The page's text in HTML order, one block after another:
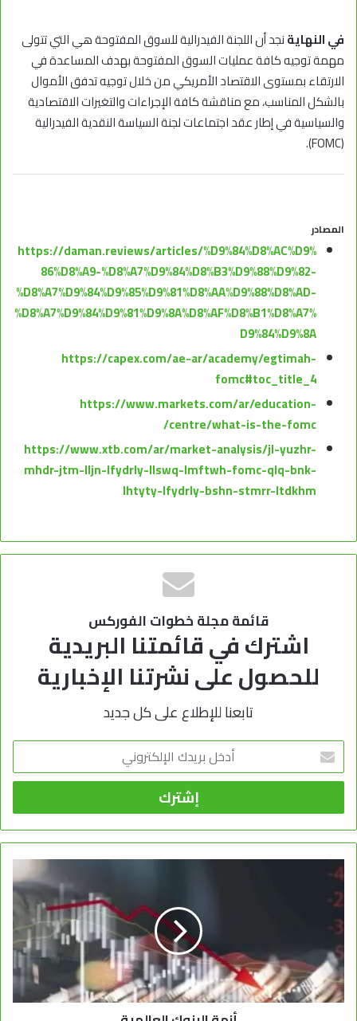
في النهايةنجد أن اللجنة الفيدرالية للسوق المفتوحة هي التي تتولى
مهمة توجيه كافة عمليات السوق المفتوحة بهدف المساعدة في
الارتقاء بمستوى الاقتصاد الأمريكي من خلال توجيه تدفق الأموال
بالشكل المناسب، مع مناقشة كافة الإجراءات والتغيرات الاقتصادية
والسياسية في إطار عقد اجتماعات لجنة السياسة النقدية الفيدرالية
(FOMC).
المصادر
https://daman.reviews/articles/%D9%84%D8%AC%D9%
86%D8%A9-%D8%A7%D9%84%D8%B3%D9%88%D9%82-
%D8%A7%D9%84%D9%85%D9%81%D8%AA%D9%88%D8%AD-
%D8%A7%D9%84%D9%81%D9%8A%D8%AF%D8%B1%D8%A7%
D9%84%D9%8A
https://capex.com/ae-ar/academy/egtimah-
fomc#toc_title_4
https://www.markets.com/ar/education-
centre/what-is-the-fomc/
https://www.xtb.com/ar/market-analysis/jl-yuzhr-
mhdr-jtm-lljn-lfydrly-llswq-lmftwh-fomc-qlq-bnk-
lhtyty-lfydrly-bshn-stmrr-ltdkhm
قائمة مجلة خطوات الفوركس
اشترك في قائمتنا البريدية
للحصول على نشرتنا الإخبارية
تابعنا للإطلاع على كل جديد
أدخل
بريدك
الإلكتروني